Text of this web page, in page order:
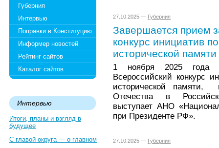
Губерния
Интервью
Поправки в Конституцию
Информер новостей
Рейтинг сайтов
Каталог сайтов
Интервью
Итоги, планы и взгляд в
будущее
С главой округа — о главном
27.10.2025 — Губерния
Завершается прием
конкурс инициатив
исторической памяти
1 ноября 2025 года
Всероссийский конкурс
исторической памяти,
Отечества в
выступает АНО
при Президенте РФ».
27.10.2025 — Губерния